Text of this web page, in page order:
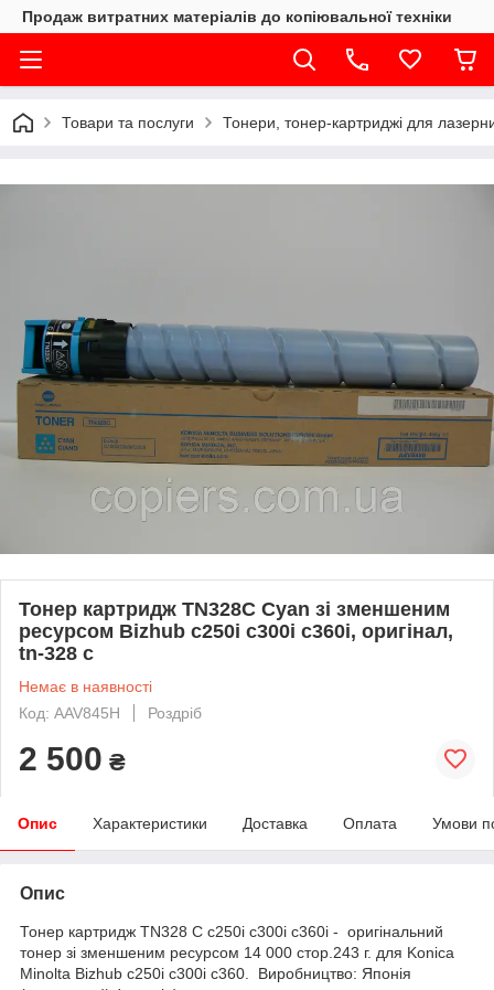
Продаж витратних матеріалів до копіювальної техніки
Товари та послуги Тонери, тонер-картриджі для
Тонер картридж TN328C Cyan зі зменшеним
ресурсом Bizhub c250i c300i c360i, оригінал,
tn-328 c
Немає в наявності
Код: AAV845H
Роздріб
2 500 ₴
Опис Характеристики Доставка Оплата Умови
Опис
Тонер картридж TN328 C c250i c300i c360i - оригінальний
тонер зі зменшеним ресурсом 14 000 стор.243 г. для Konica
Minolta Bizhub c250i c300i c360. Виробництво: Японія